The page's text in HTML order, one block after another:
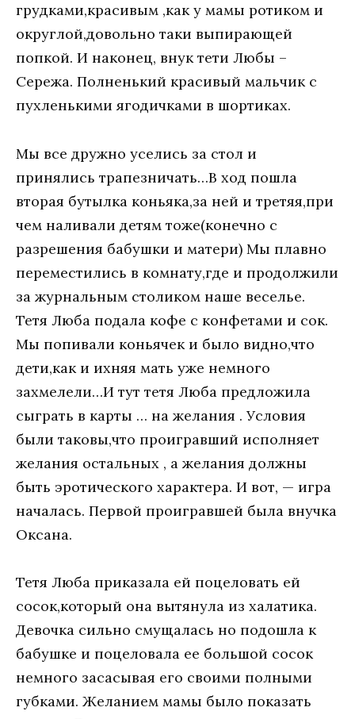
грудками,красивым ,как у мамы ротиком и
округлой,довольно таки выпирающей
попкой. И наконец, внук тети Любы –
Сережа. Полненький красивый мальчик с
пухленькими ягодичками в шортиках.
Мы все дружно уселись за стол и
принялись трапезничать…В ход пошла
вторая бутылка коньяка,за ней и третяя,при
чем наливали детям тоже(конечно с
разрешения бабушки и матери) Мы плавно
переместились в комнату,где и продолжили
за журнальным столиком наше веселье.
Тетя Люба подала кофе с конфетами и сок.
Мы попивали коньячек и было видно,что
дети,как и ихняя мать уже немного
захмелели…И тут тетя Люба предложила
сыграть в карты … на желания . Условия
были таковы,что проигравший исполняет
желания остальных , а желания должны
быть эротического характера. И вот, — игра
началась. Первой проигравшей была внучка
Оксана.
Тетя Люба приказала ей поцеловать ей
сосок,который она вытянула из халатика.
Девочка сильно смущалась но подошла к
бабушке и поцеловала ее большой сосок
немного засасывая его своими полными
губками. Желанием мамы было показать